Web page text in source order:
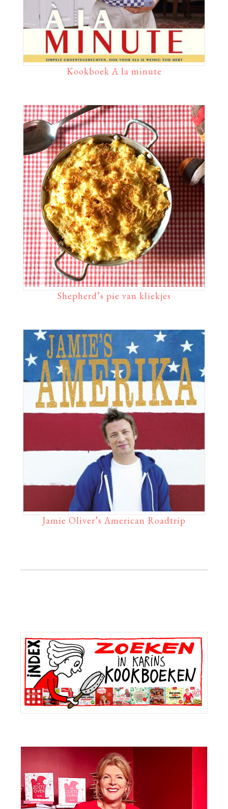
Kookboek A la minute
Shepherd’s pie van kliekjes
Jamie Oliver’s American Roadtrip
Primaire
Sidebar